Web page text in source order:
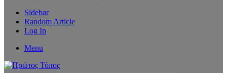
Sidebar
Random Article
Log In
Menu